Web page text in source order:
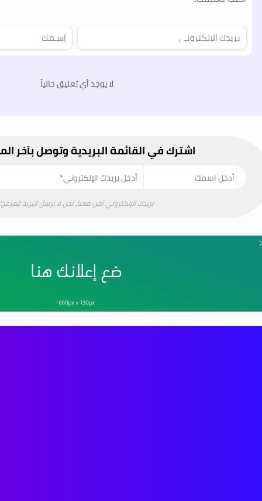
لا يوجد أي تعليق حالياً
اشترك في القائمة البريدية وتوصل بآخر
بريدك الإلكتروني آمن معنا، نحن لا نرسل البريد المزعج!